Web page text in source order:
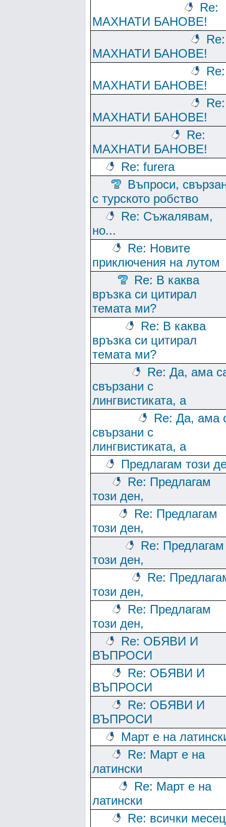
Re:
МАХНАТИ БАНОВЕ!
Re:
МАХНАТИ БАНОВЕ!
Re:
МАХНАТИ БАНОВЕ!
Re:
МАХНАТИ БАНОВЕ!
Re:
МАХНАТИ БАНОВЕ!
Re: furera
Въпроси,
с турското робство
Re: Съжалявам,
но...
Re: Новите
приключения на лутом
Re: В каква
връзка си цитирал
темата ми?
Re: В каква
връзка си цитирал
темата ми?
Re: Да, ама
свързани с
лингвистиката, а
Re: Да, ама
свързани с
лингвистиката, а
Предлагам този
Re: Предлагам
този ден,
Re: Предлагам
този ден,
Re: Предлагам
този ден,
Re:
този ден,
Re: Предлагам
този ден,
Re: ОБЯВИ И
ВЪПРОСИ
Re: ОБЯВИ И
ВЪПРОСИ
Re: ОБЯВИ И
ВЪПРОСИ
Март е на
Re: Март е на
латински
Re: Март е на
латински
Re: всички